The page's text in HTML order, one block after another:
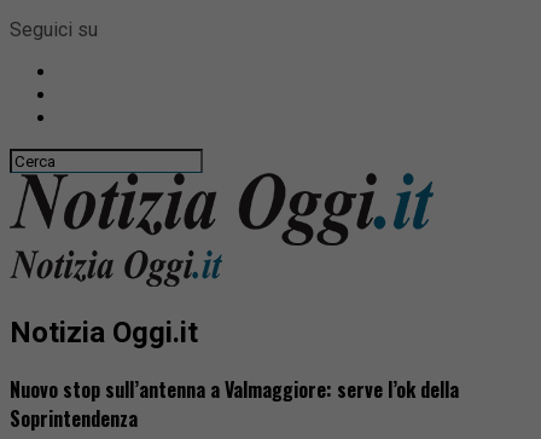
Seguici su
Notizia Oggi.it
Nuovo stop sull’antenna a Valmaggiore: serve l’ok della
Soprintendenza